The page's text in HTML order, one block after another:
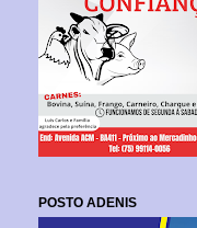
POSTO ADENIS